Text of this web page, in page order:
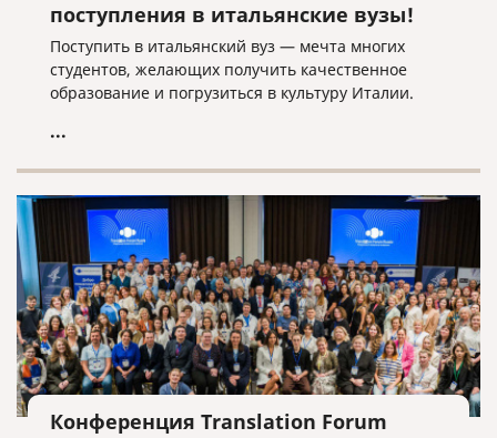
поступления в итальянские вузы!
Поступить в итальянский вуз — мечта многих
студентов, желающих получить качественное
образование и погрузиться в культуру Италии.
...
Конференция Translation Forum